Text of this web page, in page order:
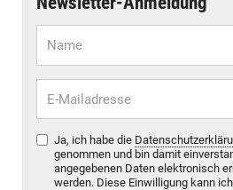
Ja, ich habe die
genommen und bin damit
angegebenen Daten elektronisch
werden. Diese Einwilligung kann